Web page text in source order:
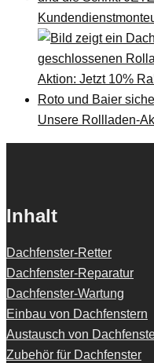
Unsere Rollladen-
Inhalt
Dachfenster-Retter
Dachfenster-Reparatur
Dachfenster-Wartung
Einbau von Dachfenstern
Austausch von
Zubehör für Dachfenster